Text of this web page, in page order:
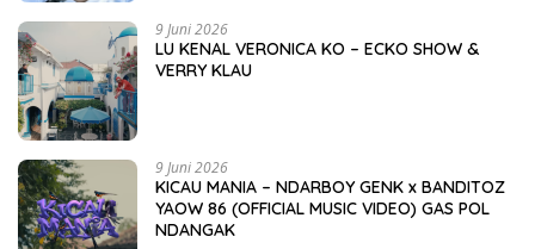
9 Juni 2026
LU KENAL VERONICA KO – ECKO SHOW &
VERRY KLAU
9 Juni 2026
KICAU MANIA – NDARBOY GENK x BANDITOZ
YAOW 86 (OFFICIAL MUSIC VIDEO) GAS POL
NDANGAK